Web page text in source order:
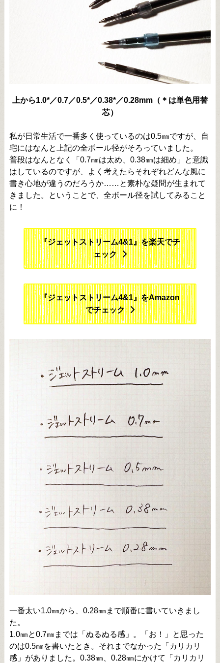
上から1.0*／0.7／0.5*／0.38*／0.28mm（＊は単色用替
芯）
私が日常生活で一番多く使っているのは0.5㎜ですが、自
宅にはなんと上記の全ボール径がそろっていました。
普段はなんとなく「0.7㎜は太め、0.38㎜は細め」と意識
はしているのですが、よく考えたらそれぞれどんな風に
書き心地が違うのだろうか……と素朴な疑問が生まれて
きました。ということで、全ボール径を試してみること
に！
『ジェットストリーム4&1』を楽天でチ
ェック
『ジェットストリーム4&1』をAmazon
でチェック
一番太い1.0㎜から、0.28㎜まで順番に書いていきまし
た。
1.0㎜と0.7㎜までは「ぬるぬる感」。「お！」と思った
のは0.5㎜を書いたとき。それまでなかった「カリカリ
感」がありました。0.38㎜、0.28㎜にかけて「カリカリ